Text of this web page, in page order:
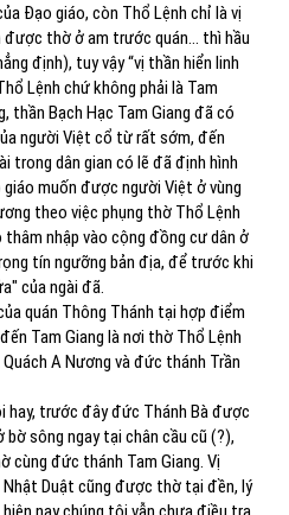
Đạo giáo, còn Thổ Lệnh chỉ là vị
được thờ ở am trước quán... thì hầu
định), tuy vậy “vị thần hiển linh
Lệnh chứ không phải là Tam
thần Bạch Hạc Tam Giang đã có
người Việt cổ từ rất sớm, đến
trong dân gian có lẽ đã định hình
muốn được người Việt ở vùng
theo việc phụng thờ Thổ Lệnh
nhập vào cộng đồng cư dân ở
tín ngưỡng bản địa, để trước khi
của ngài đã.
quán Thông Thánh tại hợp điểm
Tam Giang là nơi thờ Thổ Lệnh
A Nương và đức thánh Trần
hay, trước đây đức Thánh Bà được
sông ngay tại chân cầu cũ (?),
cùng đức thánh Tam Giang. Vị
Duật cũng được thờ tại đền, lý